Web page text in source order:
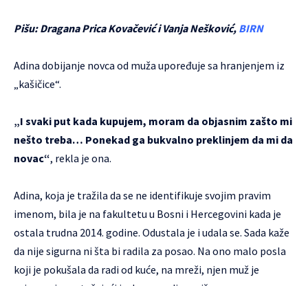
Pišu: Dragana Prica Kovačević i Vanja Nešković, BIRN
Adina dobijanje novca od muža upoređuje sa hranjenjem iz
„kašičice“.
„I svaki put kada kupujem, moram da objasnim zašto mi
nešto treba… Ponekad ga bukvalno preklinjem da mi da
novac“, rekla je ona.
Adina, koja je tražila da se ne identifikuje svojim pravim
imenom, bila je na fakultetu u Bosni i Hercegovini kada je
ostala trudna 2014. godine. Odustala je i udala se. Sada kaže
da nije sigurna ni šta bi radila za posao. Na ono malo posla
koji je pokušala da radi od kuće, na mreži, njen muž je